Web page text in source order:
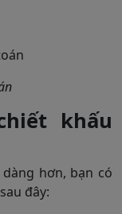
khấu
hơn, bạn có
đây: